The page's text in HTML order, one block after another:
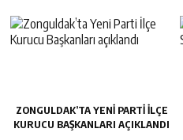
ZONGULDAK’TA YENI PARTI İLÇE
KURUCU BAŞKANLARI AÇIKLANDI